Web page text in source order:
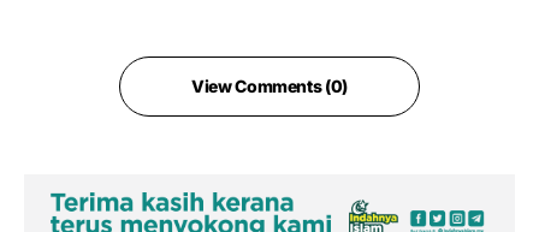
View Comments (0)